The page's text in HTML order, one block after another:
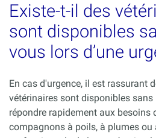
Existe-t-il des
sont disponibles
vous lors d’une
En cas d'urgence, il est rassurant
vétérinaires sont disponibles sans
répondre rapidement aux besoins
compagnons à poils, à plumes ou